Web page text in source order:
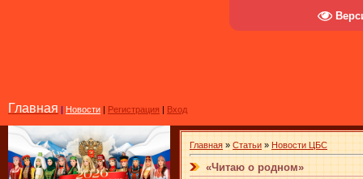
Главная | Новости | Регистрация | Вход
Главная » Статьи » Новости ЦБС
«Читаю о родном»